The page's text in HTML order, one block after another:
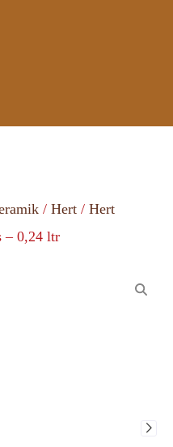
/ Hert / Hert
– 0,24 ltr